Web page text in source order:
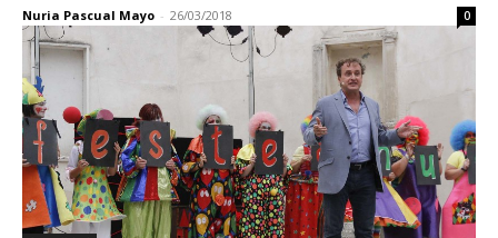
Nuria Pascual Mayo - 26/03/2018 0